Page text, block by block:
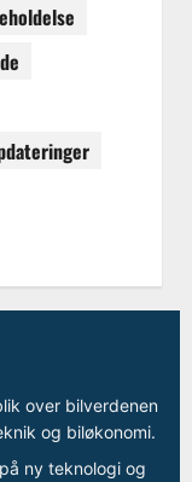
over bilverdenen
og biløkonomi.
ny teknologi og